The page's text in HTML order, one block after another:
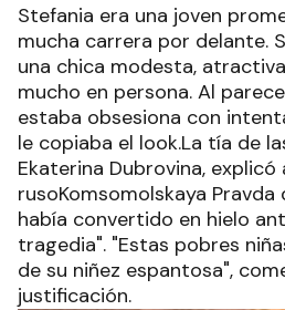
Stefania era una joven
mucha carrera por delante.
una chica modesta,
mucho en persona. Al
estaba obsesiona con
le copiaba el look.La tía de
Ekaterina Dubrovina, explicó
rusoKomsomolskaya Pravda
había convertido en hielo
tragedia". "Estas pobres
de su niñez espantosa",
justificación.